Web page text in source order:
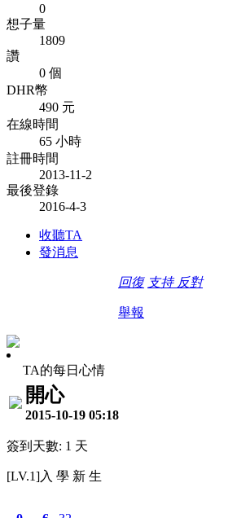
0
想子量
1809
讚
0 個
DHR幣
490 元
在線時間
65 小時
註冊時間
2013-11-2
最後登錄
2016-4-3
收聽TA
發消息
回復 支持 反對
舉報
TA的每日心情
開心
2015-10-19 05:18
簽到天數: 1 天
[LV.1]入 學 新 生